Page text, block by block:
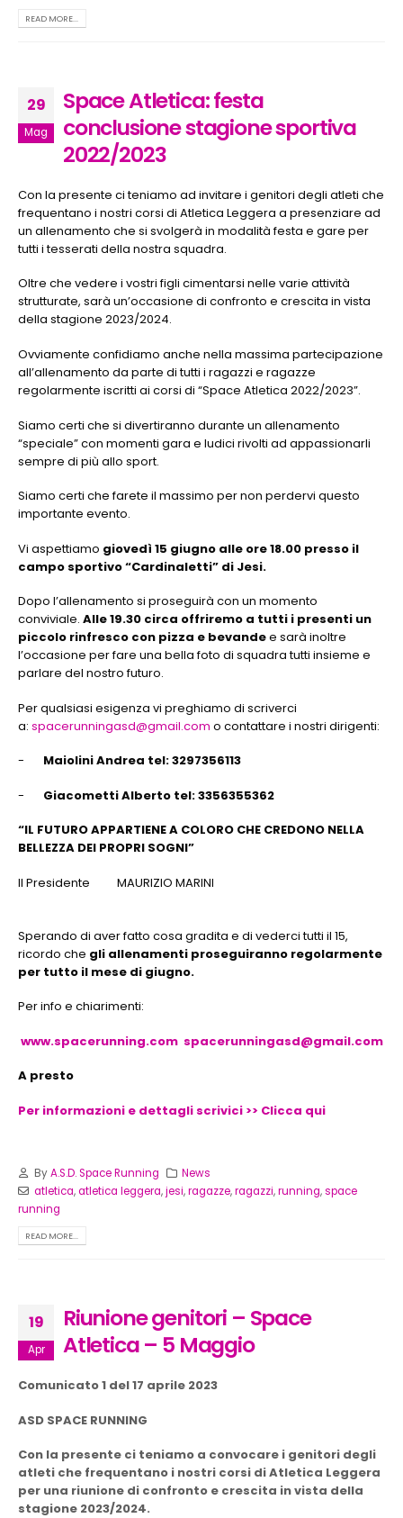
READ MORE...
29
Mag
Space Atletica: festa
conclusione stagione sportiva
2022/2023
Con la presente ci teniamo ad invitare i genitori degli atleti che
frequentano i nostri corsi di Atletica Leggera a presenziare ad
un allenamento che si svolgerà in modalità festa e gare per
tutti i tesserati della nostra squadra.
Oltre che vedere i vostri figli cimentarsi nelle varie attività
strutturate, sarà un’occasione di confronto e crescita in vista
della stagione 2023/2024.
Ovviamente confidiamo anche nella massima partecipazione
all’allenamento da parte di tutti i ragazzi e ragazze
regolarmente iscritti ai corsi di “Space Atletica 2022/2023”.
Siamo certi che si divertiranno durante un allenamento
“speciale” con momenti gara e ludici rivolti ad appassionarli
sempre di più allo sport.
Siamo certi che farete il massimo per non perdervi questo
importante evento.
Vi aspettiamo giovedì 15 giugno alle ore 18.00 presso il
campo sportivo “Cardinaletti” di Jesi.
Dopo l’allenamento si proseguirà con un momento
conviviale. Alle 19.30 circa offriremo a tutti i presenti un
piccolo rinfresco con pizza e bevandee sarà inoltre
l’occasione per fare una bella foto di squadra tutti insieme e
parlare del nostro futuro.
Per qualsiasi esigenza vi preghiamo di scriverci
a: spacerunningasd@gmail.com o contattare i nostri dirigenti:
- Maiolini Andrea tel: 3297356113
- Giacometti Alberto tel: 3356355362
“IL FUTURO APPARTIENE A COLORO CHE CREDONO NELLA
BELLEZZA DEI PROPRI SOGNI”
Il Presidente MAURIZIO MARINI
Sperando di aver fatto cosa gradita e di vederci tutti il 15,
ricordo che gli allenamenti proseguiranno regolarmente
per tutto il mese di giugno.
Per info e chiarimenti:
www.spacerunning.com spacerunningasd@gmail.com
A presto
Per informazioni e dettagli scrivici >> Clicca qui
ByA.S.D. Space Running
News
atletica,atletica leggera,jesi,ragazze,ragazzi,running,space
running
READ MORE...
19
Apr
Riunione genitori – Space
Atletica – 5 Maggio
Comunicato 1 del 17 aprile 2023
ASD SPACE RUNNING
Con la presente ci teniamo a convocare i genitori degli
atleti che frequentano i nostri corsi di Atletica Leggera
per una riunione di confronto e crescita in vista della
stagione 2023/2024.